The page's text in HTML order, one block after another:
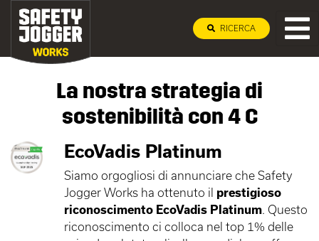
RICERCA
Strategia di
La nostra strategia di
sostenibilità con 4 C
EcoVadis Platinum
Siamo orgogliosi di annunciare che Safety
Jogger Works ha ottenuto il prestigioso
riconoscimento EcoVadis Platinum. Questo
riconoscimento ci colloca nel top 1% delle